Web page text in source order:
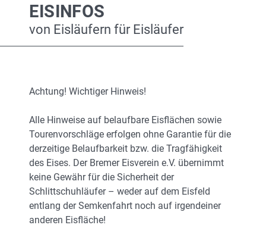
EISINFOS
von Eisläufern für Eisläufer
Achtung! Wichtiger Hinweis!
Alle Hinweise auf belaufbare Eisflächen sowie
Tourenvorschläge erfolgen ohne Garantie für die
derzeitige Belaufbarkeit bzw. die Tragfähigkeit
des Eises. Der Bremer Eisverein e.V. übernimmt
keine Gewähr für die Sicherheit der
Schlittschuhläufer – weder auf dem Eisfeld
entlang der Semkenfahrt noch auf irgendeiner
anderen Eisfläche!